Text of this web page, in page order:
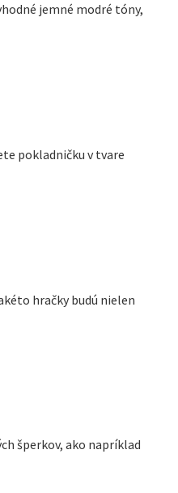
jemné modré tóny,
pokladničku v tvare
hračky budú nielen
šperkov, ako napríklad